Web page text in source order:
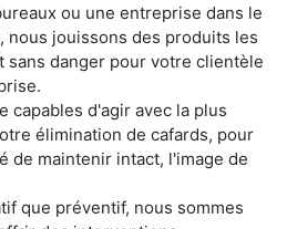
ou une entreprise dans le
nous jouissons des produits les
sans danger pour votre clientèle
capables d'agir avec la plus
élimination de cafards, pour
de maintenir intact, l'image de
que préventif, nous sommes